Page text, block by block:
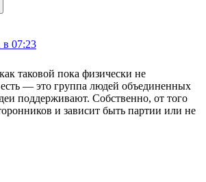
в 07:23
таковой пока физически не
есть — это группа людей объединенных
поддерживают. Собственно, от того
и зависит быть партии или не